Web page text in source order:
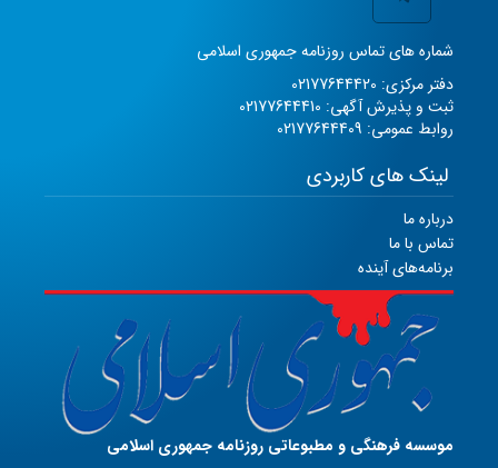
شماره های تماس روزنامه جمهوری اسلامی
دفتر مرکزی: 02177644420
ثبت و پذیرش آگهی: 02177644410
روابط عمومی: 02177644409
لینک های کاربردی
درباره ما
تماس با ما
برنامه‌های آینده
موسسه فرهنگی و مطبوعاتی روزنامه جمهوری اسلامی